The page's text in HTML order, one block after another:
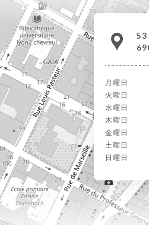
月曜日
火曜日
水曜日
木曜日
金曜日
土曜日
日曜日